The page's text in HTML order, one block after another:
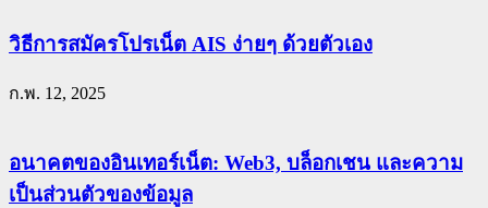
วิธีการสมัครโปรเน็ต AIS ง่ายๆ ด้วยตัวเอง
ก.พ. 12, 2025
อนาคตของอินเทอร์เน็ต: Web3, บล็อกเชน และความ
เป็นส่วนตัวของข้อมูล